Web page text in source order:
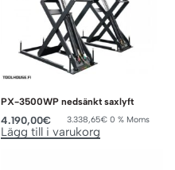
PX-3500WP nedsänkt saxlyft
4.190,00€ 3.338,65€ 0 % Moms
Lägg till i varukorg